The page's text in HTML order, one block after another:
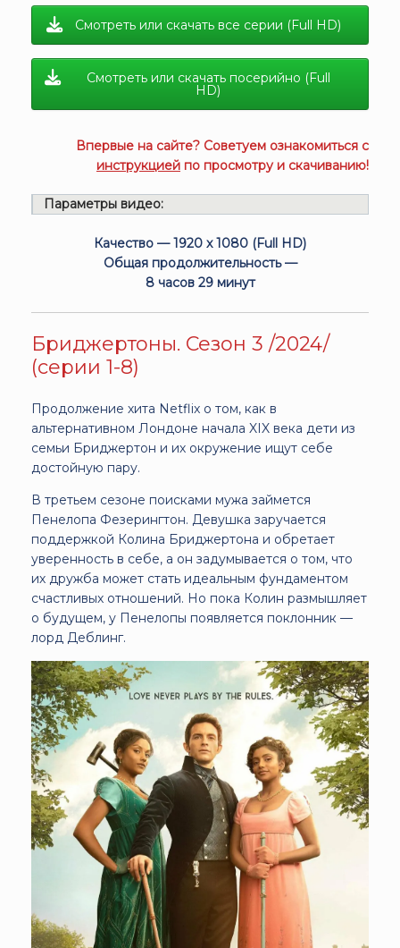
Смотреть или скачать все серии (Full HD)
Смотреть или скачать посерийно (Full
HD)
Впервые на сайте? Советуем ознакомиться с
инструкцией по просмотру и скачиванию!
Параметры видео:
Качество — 1920 x 1080 (Full HD)
Общая продолжительность —
8 часов 29 минут
Бриджертоны. Сезон 3 /2024/
(серии 1-8)
Продолжение хита Netflix о том, как в
альтернативном Лондоне начала XIX века дети из
семьи Бриджертон и их окружение ищут себе
достойную пару.
В третьем сезоне поисками мужа займется
Пенелопа Фезерингтон. Девушка заручается
поддержкой Колина Бриджертона и обретает
уверенность в себе, а он задумывается о том, что
их дружба может стать идеальным фундаментом
счастливых отношений. Но пока Колин размышляет
о будущем, у Пенелопы появляется поклонник —
лорд Деблинг.